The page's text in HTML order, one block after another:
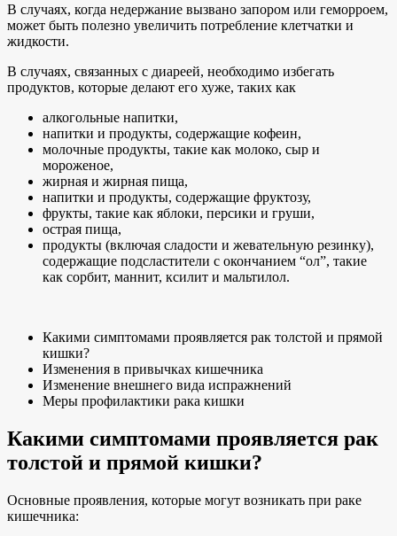
В случаях, когда недержание вызвано запором или геморроем,
может быть полезно увеличить потребление клетчатки и
жидкости.
В случаях, связанных с диареей, необходимо избегать
продуктов, которые делают его хуже, таких как
алкогольные напитки,
напитки и продукты, содержащие кофеин,
молочные продукты, такие как молоко, сыр и
мороженое,
жирная и жирная пища,
напитки и продукты, содержащие фруктозу,
фрукты, такие как яблоки, персики и груши,
острая пища,
продукты (включая сладости и жевательную резинку),
содержащие подсластители с окончанием “ол”, такие
как сорбит, маннит, ксилит и мальтилол.
Какими симптомами проявляется рак толстой и прямой
кишки?
Изменения в привычках кишечника
Изменение внешнего вида испражнений
Меры профилактики рака кишки
Какими симптомами проявляется рак
толстой и прямой кишки?
Основные проявления, которые могут возникать при раке
кишечника: